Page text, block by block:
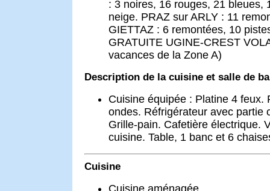
: 3 noires, 16 rouges, 21 bleues,
neige. PRAZ sur ARLY : 11
GIETTAZ : 6 remontées, 10
GRATUITE UGINE-CREST
vacances de la Zone A)
Description de la cuisine et salle de
Cuisine équipée : Platine 4 feux.
ondes. Réfrigérateur avec partie
Grille-pain. Cafetière électrique.
cuisine. Table, 1 banc et 6
Cuisine